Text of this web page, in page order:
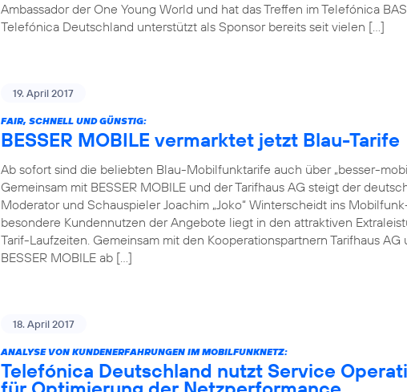
Ambassador der One Young World und hat das Treffen im Telefónica
Telefónica Deutschland unterstützt als Sponsor bereits seit vielen […]
19. April 2017
FAIR, SCHNELL UND GÜNSTIG:
BESSER MOBILE vermarktet jetzt Blau-Tarife
Ab sofort sind die beliebten Blau-Mobilfunktarife auch über „besser-
Gemeinsam mit BESSER MOBILE und der Tarifhaus AG steigt der
Moderator und Schauspieler Joachim „Joko“ Winterscheidt ins
besondere Kundennutzen der Angebote liegt in den attraktiven
Tarif-Laufzeiten. Gemeinsam mit den Kooperationspartnern Tarifhaus
BESSER MOBILE ab […]
18. April 2017
ANALYSE VON KUNDENERFAHRUNGEN IM MOBILFUNKNETZ:
Telefónica Deutschland nutzt Service